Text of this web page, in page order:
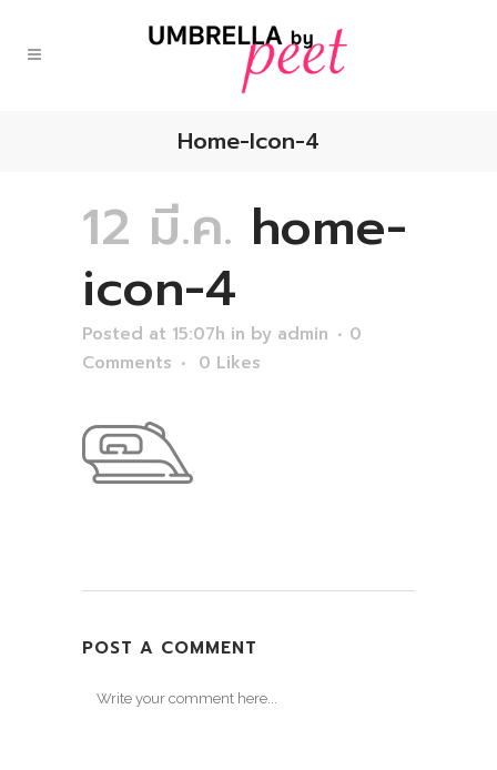
Home-Icon-4
12 มี.ค. home-
icon-4
Posted at 15:07h in by admin
0
Comments
0 Likes
POST A COMMENT